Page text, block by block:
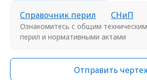
Справочник перил СНиП
Ознакомитесь с общим
перил и нормативными актами
Отправить